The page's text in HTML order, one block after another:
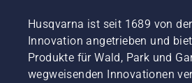
Husqvarna ist seit 1689 von
Innovation angetrieben und
Produkte für Wald, Park und
wegweisenden Innovationen